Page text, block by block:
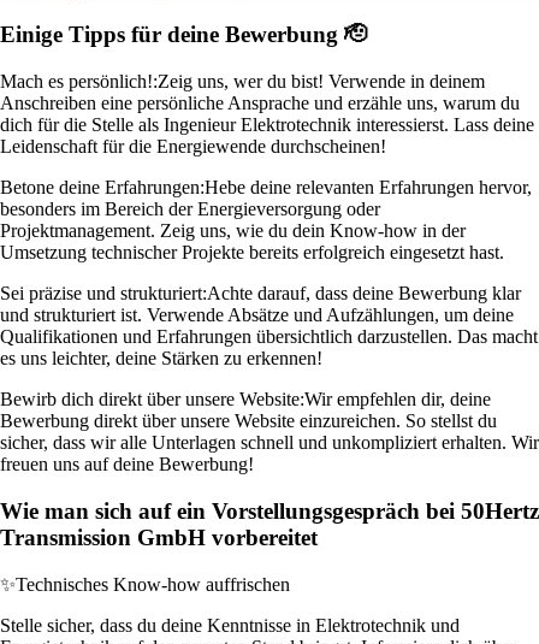
Einige Tipps für deine Bewerbung 🫡
Mach es persönlich!:Zeig uns, wer du bist! Verwende in deinem
Anschreiben eine persönliche Ansprache und erzähle uns, warum du
dich für die Stelle als Ingenieur Elektrotechnik interessierst. Lass deine
Leidenschaft für die Energiewende durchscheinen!
Betone deine Erfahrungen:Hebe deine relevanten Erfahrungen hervor,
besonders im Bereich der Energieversorgung oder
Projektmanagement. Zeig uns, wie du dein Know-how in der
Umsetzung technischer Projekte bereits erfolgreich eingesetzt hast.
Sei präzise und strukturiert:Achte darauf, dass deine Bewerbung klar
und strukturiert ist. Verwende Absätze und Aufzählungen, um deine
Qualifikationen und Erfahrungen übersichtlich darzustellen. Das macht
es uns leichter, deine Stärken zu erkennen!
Bewirb dich direkt über unsere Website:Wir empfehlen dir, deine
Bewerbung direkt über unsere Website einzureichen. So stellst du
sicher, dass wir alle Unterlagen schnell und unkompliziert erhalten. Wir
freuen uns auf deine Bewerbung!
Wie man sich auf ein Vorstellungsgespräch bei 50Hertz
Transmission GmbH vorbereitet
✨Technisches Know-how auffrischen
Stelle sicher, dass du deine Kenntnisse in Elektrotechnik und